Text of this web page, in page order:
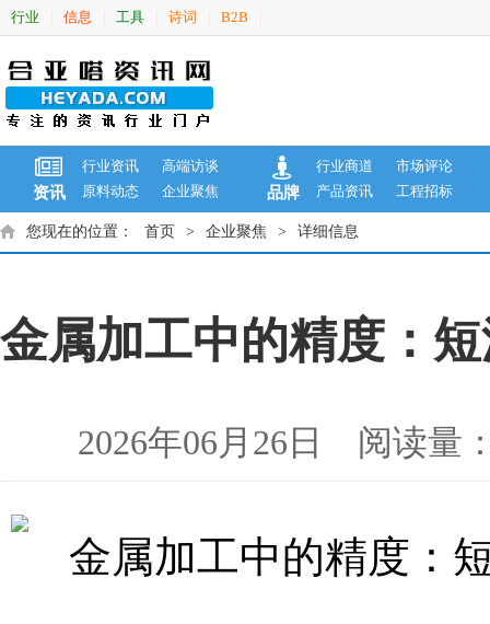
行业 信息 工具 诗词 B2B
资讯
行业资讯
高端访谈
原料动态
企业聚焦 品牌
行业商道
市场评论
产品资讯
工程招标
您现在的位置： 首页 > 企业聚焦 > 详细信息
金属加工中的精度：
2026年06月26日 阅读